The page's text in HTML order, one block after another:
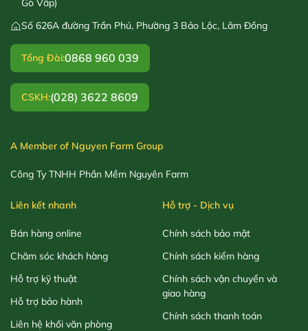
Gò Vấp)
Số 626A đường Trần Phú, Phường 3 Bảo Lộc, Lâm Đồng
Tổng Đài:0868 960 039
CSKH:(028) 3622 8609
A Member of Nguyen Farm Group
Công Ty TNHH Phần Mềm Nguyên Farm
Liên kết nhanh
Bán hàng online
Chăm sóc khách hàng
Hỗ trợ kỹ thuật
Hỗ trợ bảo hành
Liên hệ khối văn phòng
Hỗ trợ - Dịch vụ
Chính sách bảo mật
Chính sách kiểm hàng
Chính sách vận chuyển và
giao hàng
Chính sách thanh toán